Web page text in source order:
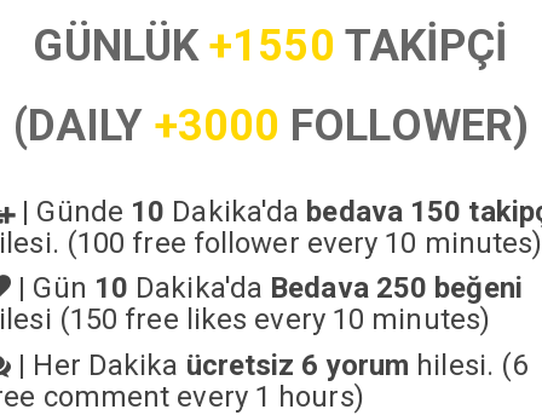
GÜNLÜK+1550 TAKİPÇİ
(DAILY +3000 FOLLOWER)
| Günde 10 Dakika'da bedava 150
(100 free follower every 10 minutes)
| Gün 10 Dakika'da Bedava 250 beğeni
(150 free likes every 10 minutes)
| Her Dakika ücretsiz 6 yorum hilesi. (6
comment every 1 hours)